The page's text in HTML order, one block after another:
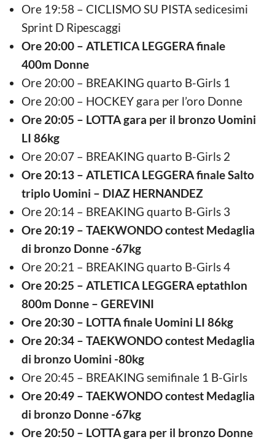
Ore 19:58 – CICLISMO SU PISTA sedicesimi
Sprint D Ripescaggi
Ore 20:00 – ATLETICA LEGGERA finale
400m Donne
Ore 20:00 – BREAKING quarto B-Girls 1
Ore 20:00 – HOCKEY gara per l’oro Donne
Ore 20:05 – LOTTA gara per il bronzo Uomini
LI 86kg
Ore 20:07 – BREAKING quarto B-Girls 2
Ore 20:13 – ATLETICA LEGGERA finale Salto
triplo Uomini – DIAZ HERNANDEZ
Ore 20:14 – BREAKING quarto B-Girls 3
Ore 20:19 – TAEKWONDO contest Medaglia
di bronzo Donne -67kg
Ore 20:21 – BREAKING quarto B-Girls 4
Ore 20:25 – ATLETICA LEGGERA eptathlon
800m Donne – GEREVINI
Ore 20:30 – LOTTA finale Uomini LI 86kg
Ore 20:34 – TAEKWONDO contest Medaglia
di bronzo Uomini -80kg
Ore 20:45 – BREAKING semifinale 1 B-Girls
Ore 20:49 – TAEKWONDO contest Medaglia
di bronzo Donne -67kg
Ore 20:50 – LOTTA gara per il bronzo Donne